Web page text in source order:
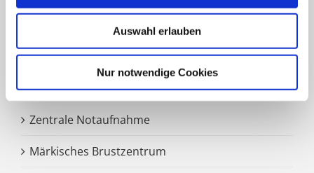
Auswahl erlauben
Nur notwendige Cookies
Pflegedienst
SCHWERPUNKTE
Zentrale Notaufnahme
Märkisches Brustzentrum